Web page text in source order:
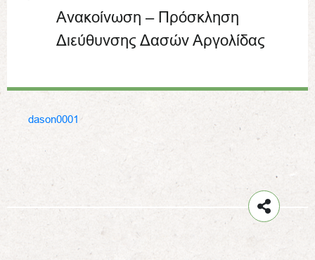
Ανακοίνωση – Πρόσκληση
Διεύθυνσης Δασών Αργολίδας
dason0001